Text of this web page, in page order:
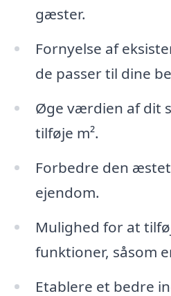
gæster.
Fornyelse af
de passer til dine
Øge værdien af dit
tilføje m².
Forbedre den
ejendom.
Mulighed for at
funktioner, såsom
Etablere et bedre